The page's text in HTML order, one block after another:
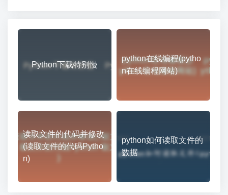
Python下载特别慢
python在线编程(pytho
n在线编程网站)
读取文件的代码并修改
(读取文件的代码Pytho
n)
python如何读取文件的
数据